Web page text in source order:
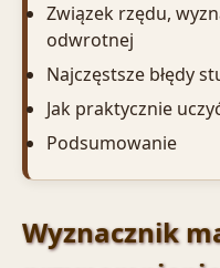
Związek rzędu,
odwrotnej
Najczęstsze błędy
Jak praktycznie
Podsumowanie
Wyznacznik